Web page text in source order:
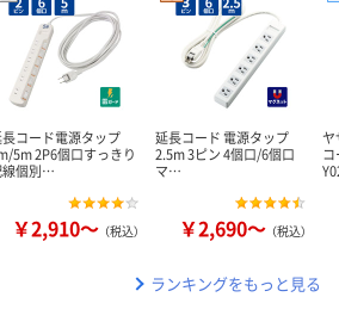
コード電源タップ
5m 2P6個口すっきり
線個別…
￥2,910～ （税込）
延長コード 電源タップ
2.5m 3ピン 4個口/6個口
マ…
￥2,690～ （税込）
ヤ
ランキングをもっと見る